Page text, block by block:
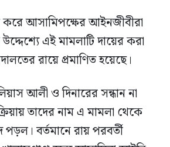
করে আসামিপক্ষের আইনজীবীরা
এই মামলাটি দায়ের করা
রায়ে প্রমাণিত হয়েছে।
আলী ও দিনারের সন্ধান না
তাদের নাম এ মামলা থেকে
বর্তমানে রায় পরবর্তী